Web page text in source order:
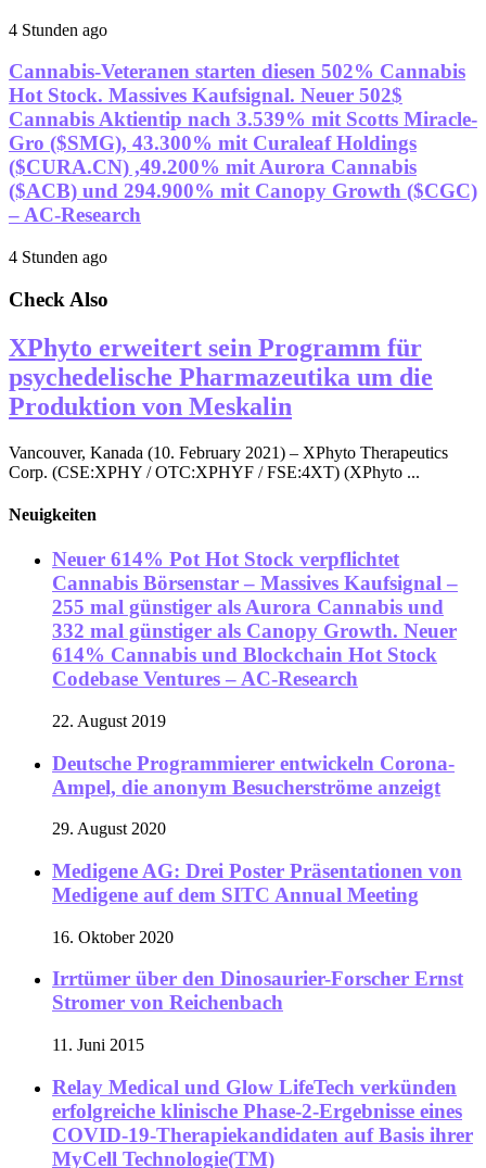
4 Stunden ago
Cannabis-Veteranen starten diesen 502% Cannabis
Hot Stock. Massives Kaufsignal. Neuer 502$
Cannabis Aktientip nach 3.539% mit Scotts Miracle-
Gro ($SMG), 43.300% mit Curaleaf Holdings
($CURA.CN) ,49.200% mit Aurora Cannabis
($ACB) und 294.900% mit Canopy Growth ($CGC)
– AC-Research
4 Stunden ago
Check Also
XPhyto erweitert sein Programm für
psychedelische Pharmazeutika um die
Produktion von Meskalin
Vancouver, Kanada (10. February 2021) – XPhyto Therapeutics
Corp. (CSE:XPHY / OTC:XPHYF / FSE:4XT) (XPhyto ...
Neuigkeiten
Neuer 614% Pot Hot Stock verpflichtet
Cannabis Börsenstar – Massives Kaufsignal –
255 mal günstiger als Aurora Cannabis und
332 mal günstiger als Canopy Growth. Neuer
614% Cannabis und Blockchain Hot Stock
Codebase Ventures – AC-Research
22. August 2019
Deutsche Programmierer entwickeln Corona-
Ampel, die anonym Besucherströme anzeigt
29. August 2020
Medigene AG: Drei Poster Präsentationen von
Medigene auf dem SITC Annual Meeting
16. Oktober 2020
Irrtümer über den Dinosaurier-Forscher Ernst
Stromer von Reichenbach
11. Juni 2015
Relay Medical und Glow LifeTech verkünden
erfolgreiche klinische Phase-2-Ergebnisse eines
COVID-19-Therapiekandidaten auf Basis ihrer
MyCell Technologie(TM)